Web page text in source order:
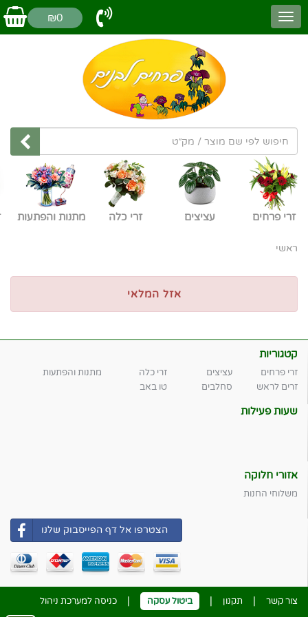
₪0
זרי פרחים עציצים זרי כלה מתנות והפתעות
ראשי
אזל המלאי
קטגוריות
זרי פרחים עציצים זרי כלה
מתנות והפתעות
זרים לראש
סחלבים טו באב
שעות פעילות
אזורי חלוקה
משלוחי החנות
הצטרפו אל דף הפייסבוק שלנו
צור קשר | תקנון | ביטול עסקה |
כניסה למערכת ניהול